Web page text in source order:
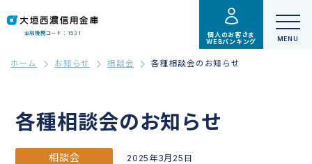
金融機関コード：1531
個人のお客さま
WEBバンキング
ホーム お知らせ 相談会 各種相談会のお知らせ
各種相談会のお知らせ
相談会 2025年3月25日